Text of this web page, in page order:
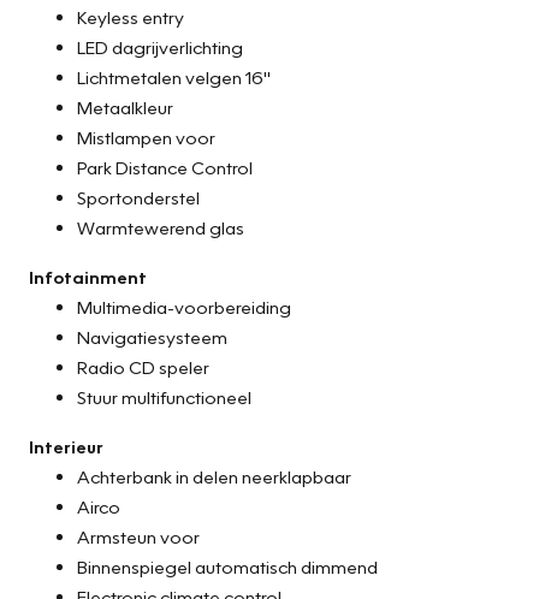
Keyless entry
LED dagrijverlichting
Lichtmetalen velgen 16"
Metaalkleur
Mistlampen voor
Park Distance Control
Sportonderstel
Warmtewerend glas
Infotainment
Multimedia-voorbereiding
Navigatiesysteem
Radio CD speler
Stuur multifunctioneel
Interieur
Achterbank in delen neerklapbaar
Airco
Armsteun voor
Binnenspiegel automatisch dimmend